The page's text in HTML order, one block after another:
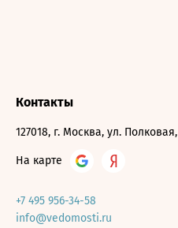
Контакты
127018, г. Москва, ул. Полковая,
На карте
+7 495 956-34-58
info@vedomosti.ru